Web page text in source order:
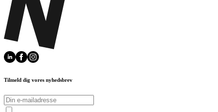
Tilmeld dig vores nyhedsbrev